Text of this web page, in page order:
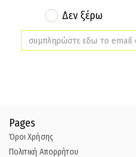
Δεν ξέρω
Pages
Όροι Χρήσης
Πολιτική Απορρήτου